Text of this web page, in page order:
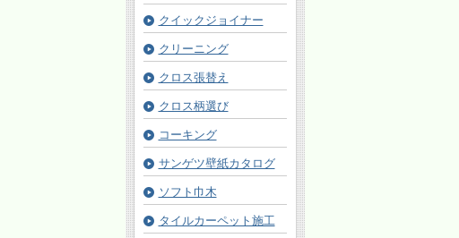
クイックジョイナー
クリーニング
クロス張替え
クロス柄選び
コーキング
サンゲツ壁紙カタログ
ソフト巾木
タイルカーペット施工